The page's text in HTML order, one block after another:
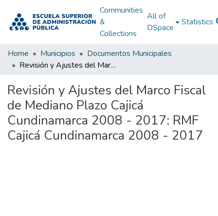
Communities
&
Collections
All of
DSpace
Statistics
Home Municipios
Documentos Municipales
Revisión y Ajustes del Marco Fiscal de Mediano Plazo Cajicá Cundinamarca 2008 - 2017: RMF Cajicá Cundinamarca 2008 - 2017
Revisión y Ajustes del Marco Fiscal
de Mediano Plazo Cajicá
Cundinamarca 2008 - 2017: RMF
Cajicá Cundinamarca 2008 - 2017